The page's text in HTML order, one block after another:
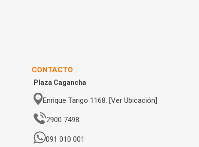
CONTACTO
Plaza Cagancha
Enrique Tarigo 1168. [Ver Ubicación]
2900 7498
091 010 001